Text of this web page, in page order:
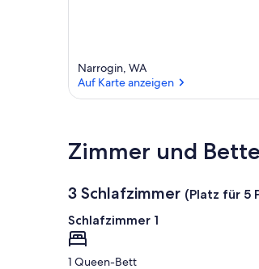
Narrogin, WA
Auf Karte anzeigen
Zimmer und
3 Schlafzimmer (Platz für 5
Schlafzimmer 1
1 Queen-Bett